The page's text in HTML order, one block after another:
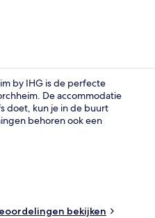
by IHG is de perfecte
De accommodatie
doet, kun je in de buurt
behoren ook een
bekijken